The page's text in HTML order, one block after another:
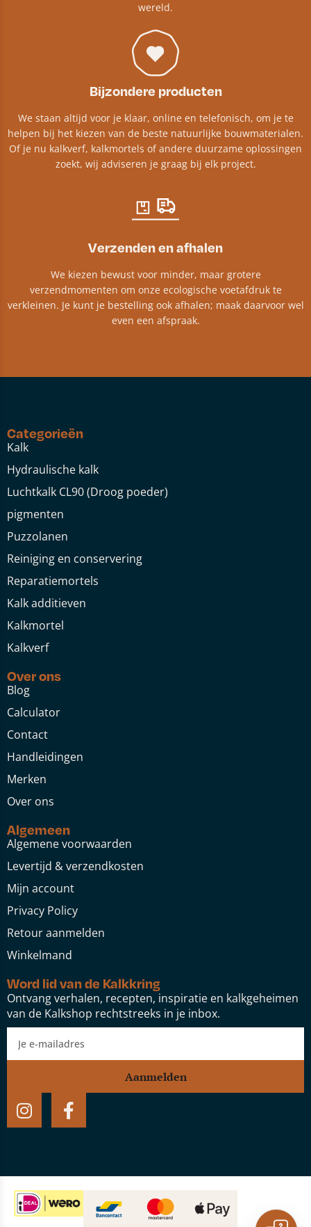
wereld.
Bijzondere producten
We staan altijd voor je klaar, online en telefonisch, om je te
helpen bij het kiezen van de beste natuurlijke bouwmaterialen.
Of je nu kalkverf, kalkmortels of andere duurzame oplossingen
zoekt, wij adviseren je graag bij elk project.​
Verzenden en afhalen
We kiezen bewust voor minder, maar grotere
verzendmomenten om onze ecologische voetafdruk te
verkleinen. Je kunt je bestelling ook afhalen; maak daarvoor wel
even een afspraak.
Categorieën
Kalk
Hydraulische kalk
Luchtkalk CL90 (Droog poeder)
pigmenten
Puzzolanen
Reiniging en conservering
Reparatiemortels
Kalk additieven
Kalkmortel
Kalkverf
Over ons
Blog
Calculator
Contact
Handleidingen
Merken
Over ons
Algemeen
Algemene voorwaarden
Levertijd & verzendkosten
Mijn account
Privacy Policy
Retour aanmelden
Winkelmand
Word lid van de Kalkkring
Ontvang verhalen, recepten, inspiratie en kalkgeheimen
van de Kalkshop rechtstreeks in je inbox.
Aanmelden